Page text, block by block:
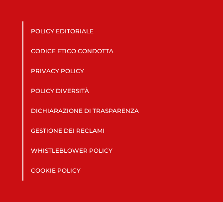
POLICY EDITORIALE
CODICE ETICO CONDOTTA
PRIVACY POLICY
POLICY DIVERSITÀ
DICHIARAZIONE DI TRASPARENZA
GESTIONE DEI RECLAMI
WHISTLEBLOWER POLICY
COOKIE POLICY